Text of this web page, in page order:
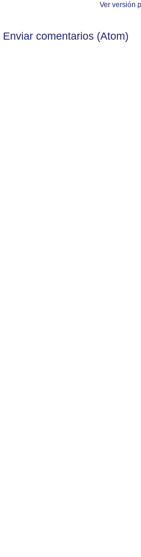
Ver versión
Enviar comentarios (Atom)